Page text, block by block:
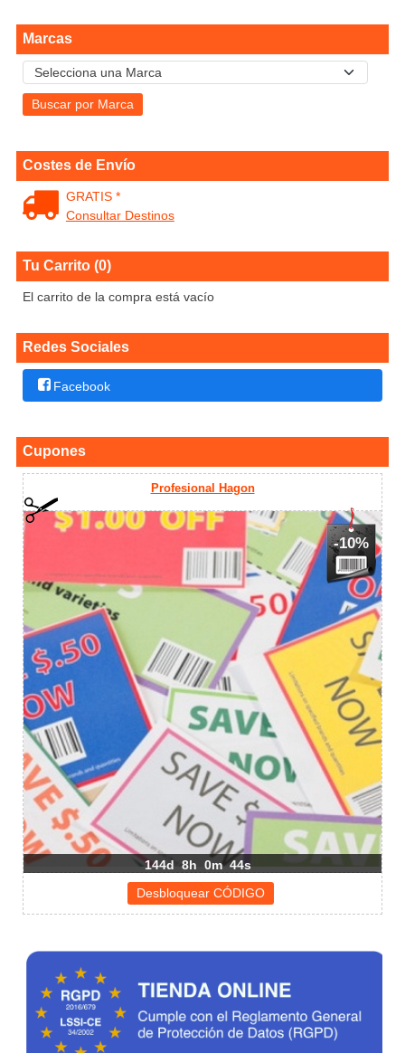
Marcas
Costes de Envío
GRATIS *
Consultar Destinos
Tu Carrito (0)
El carrito de la compra está vacío
Redes Sociales
Facebook
Cupones
Profesional Hagon
-10%
144d 8h 0m 44s